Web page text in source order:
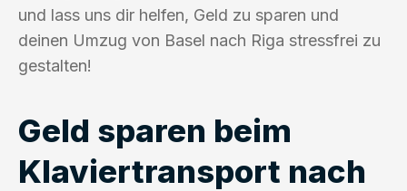
und lass uns dir helfen, Geld zu sparen und
deinen Umzug von Basel nach Riga stressfrei zu
gestalten!
Geld sparen beim
Klaviertransport nach